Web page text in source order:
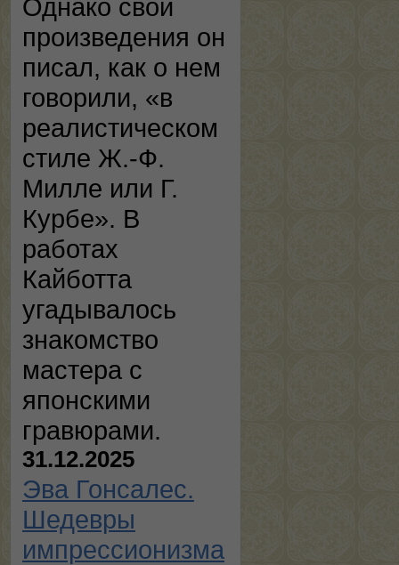
Однако свои
произведения он
писал, как о нем
говорили, «в
реалистическом
стиле Ж.-Ф.
Милле или Г.
Курбе». В
работах
Кайботта
угадывалось
знакомство
мастера с
японскими
гравюрами.
31.12.2025
Эва Гонсалес.
Шедевры
импрессионизма